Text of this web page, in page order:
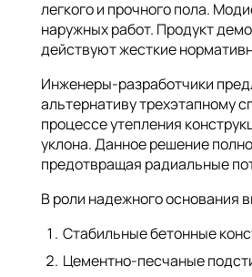
легкого и прочного пола.
наружных работ. Продукт
действуют жесткие
Инженеры-разработчики
альтернативу трехэтапному
процессе утепления
уклона. Данное решение
предотвращая радиальные
В роли надежного основания
Стабильные бетонные
Цементно-песчаные